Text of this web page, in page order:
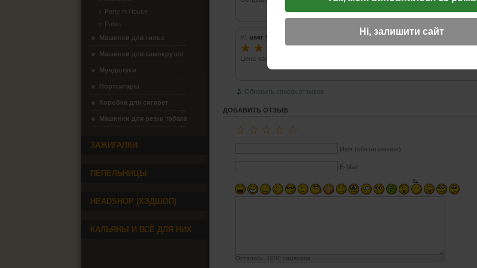
#1 user
☆ ☆ ☆☆
Цена-качество очень радует.
Обновить список отзывов
ДОБАВИТЬ ОТЗЫВ
☆
☆
☆
☆
☆
Имя (обязательное)
E-Mail
Осталось: 1000 символов
Party in House
Pablo
Машинки для гильз
Машинки для самокруток
Мундштуки
Портсигары
Коробка для сигарет
Машинки для резки табака
ЗАЖИГАЛКИ
ПЕПЕЛЬНИЦЫ
HEADSHOP (ХЭДШОП)
КАЛЬЯНЫ И ВСЁ ДЛЯ НИХ
Ні, залишити сайт